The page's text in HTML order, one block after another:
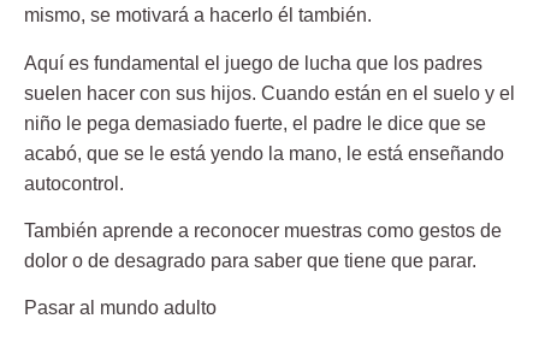
mismo, se motivará a hacerlo él también.
Aquí es fundamental el juego de lucha que los padres
suelen hacer con sus hijos. Cuando están en el suelo y el
niño le pega demasiado fuerte, el padre le dice que se
acabó, que se le está yendo la mano, le está enseñando
autocontrol.
También aprende a reconocer muestras como gestos de
dolor o de desagrado para saber que tiene que parar.
Pasar al mundo adulto